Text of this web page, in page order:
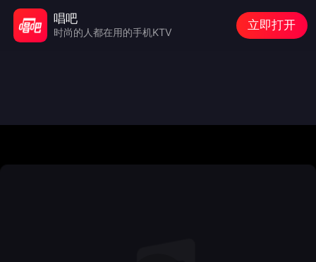
唱吧
时尚的人都在用的手机KTV
立即打开